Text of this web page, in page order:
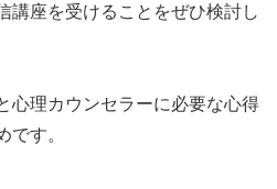
講座を受けることをぜひ検討し
心理カウンセラーに必要な心得
です。